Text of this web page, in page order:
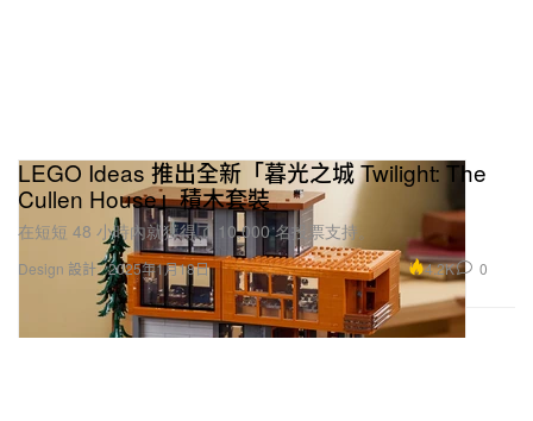
Design 設計
LEGO Ideas 推出全新「暮光之城 Twilight: The
Cullen House」積木套裝
在短短 48 小時內就獲得了 10,000 名投票支持。
2025年1月18日 4.2K 0